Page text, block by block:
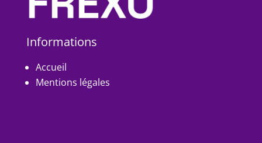
Informations
Accueil
Mentions légales